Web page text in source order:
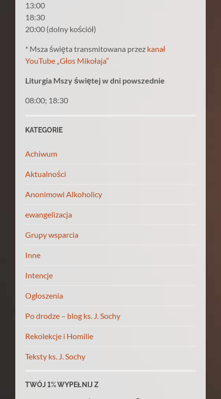
13:00
18:30
20:00 (dolny kościół)
* Msza święta transmitowana przez kanał
YouTube „Głos Mikołaja”
Liturgia Mszy świętej w dni powszednie
08:00; 18:30
KATEGORIE
Achiwum
Aktualności
Anonimowi Alkoholicy
ewangelizacja
Grupy wsparcia
Inne
Intencje
Ogłoszenia
Po drodze – blog ks. J. Sochy
Rekolekcje i Homilie
Teksty ks. J. Sochy
TWÓJ 1% WYPEŁNIJ Z